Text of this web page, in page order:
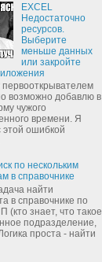
EXCEL
Недостаточно
ресурсов.
Выберите
меньше данных
или закройте
возможно добавлю в
чужого
времени. Я
этой ошибкой
по нескольким
в справочнике
найти
в справочнике по
(кто знает, что такое
подразделение,
проста - найти